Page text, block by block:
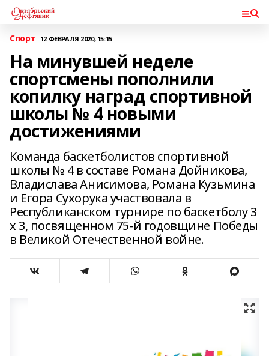
Спорт 12 ФЕВРАЛЯ 2020, 15:15
На минувшей неделе
спортсмены пополнили
копилку наград спортивной
школы № 4 новыми
достижениями
Команда баскетболистов спортивной
школы № 4 в составе Романа Дойникова,
Владислава Анисимова, Романа Кузьмина
и Егора Сухорука участвовала в
Республиканском турнире по баскетболу 3
х 3, посвященном 75-й годовщине Победы
в Великой Отечественной войне.